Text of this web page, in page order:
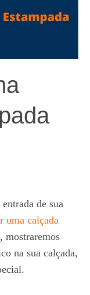
de sua
uma calçada
mostraremos
na sua calçada,